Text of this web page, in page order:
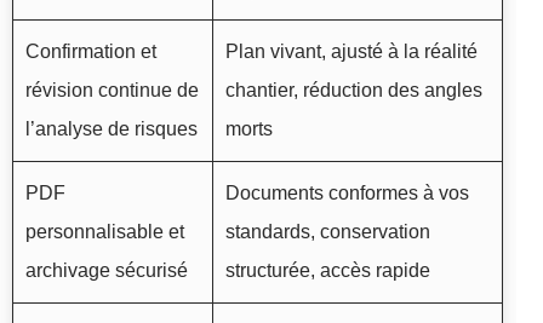
Confirmation et
révision continue de
l’analyse de risques
Plan vivant, ajusté à la réalité
chantier, réduction des angles
morts
PDF
personnalisable et
archivage sécurisé
Documents conformes à vos
standards, conservation
structurée, accès rapide